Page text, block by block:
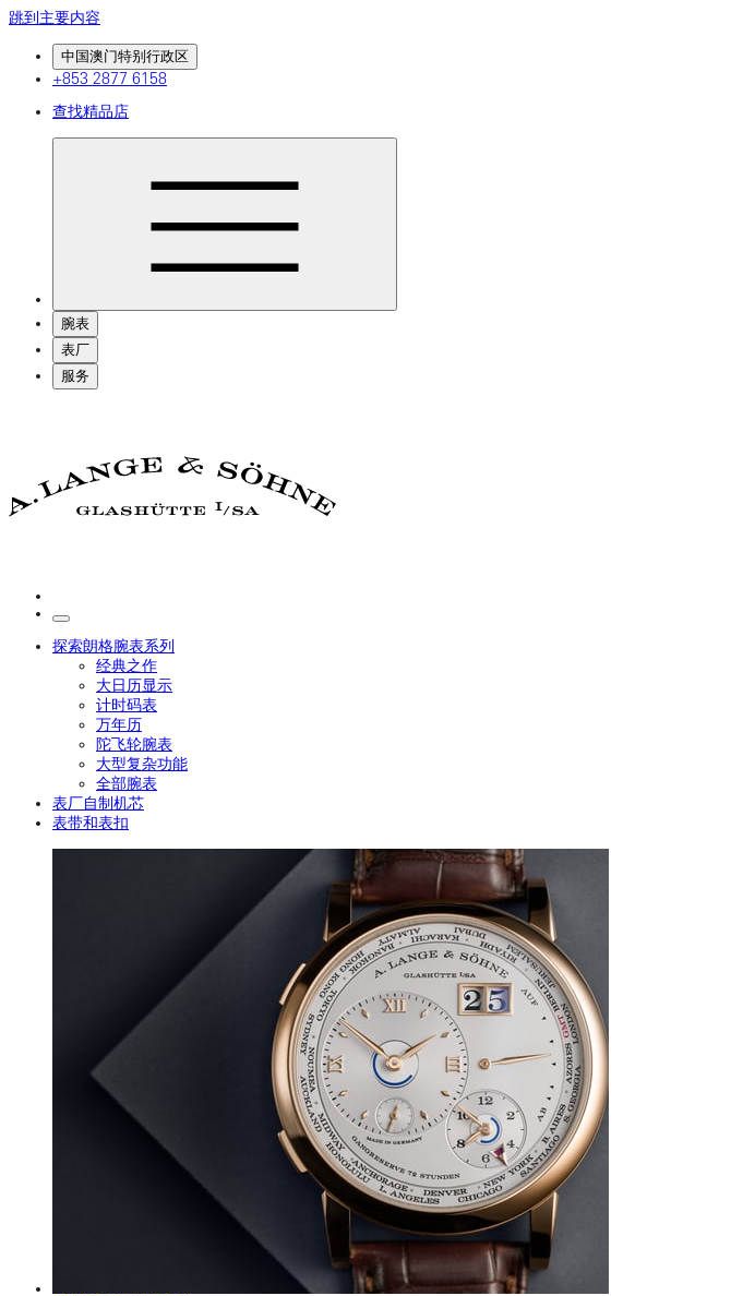
跳到主要内容
中国澳门特别行政区
+853 2877 6158
查找精品店
腕表
表厂
服务
探索朗格腕表系列
经典之作
大日历显示
计时码表
万年历
陀飞轮腕表
大型复杂功能
全部腕表
表厂自制机芯
表带和表扣